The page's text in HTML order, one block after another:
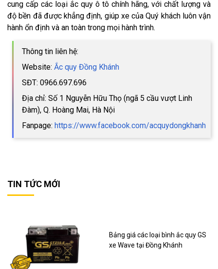
cung cấp các loại ắc quy ô tô chính hãng, với chất lượng và
độ bền đã được khẳng định, giúp xe của Quý khách luôn vận
hành ổn định và an toàn trong mọi hành trình.
Thông tin liên hệ:
Website: Ắc quy Đồng Khánh
SĐT: 0966.697.696
Địa chỉ: Số 1 Nguyễn Hữu Thọ (ngã 5 cầu vượt Linh
Đàm), Q. Hoàng Mai, Hà Nội
Fanpage: https://www.facebook.com/acquydongkhanh
TIN TỨC MỚI
Bảng giá các loại bình ắc quy GS
xe Wave tại Đồng Khánh